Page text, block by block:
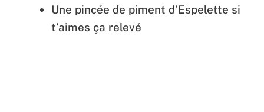
Une pincée de piment d’Espelette si
t’aimes ça relevé